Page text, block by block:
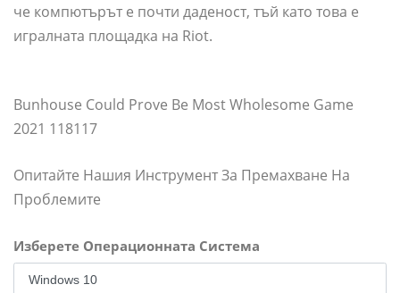
че компютърът е почти даденост, тъй като това е
игралната площадка на Riot.
Bunhouse Could Prove Be Most Wholesome Game
2021 118117
Опитайте Нашия Инструмент За Премахване На
Проблемите
Изберете Операционната Система